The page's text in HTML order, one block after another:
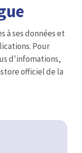
à ses données et
Pour
d'infomations,
officiel de la